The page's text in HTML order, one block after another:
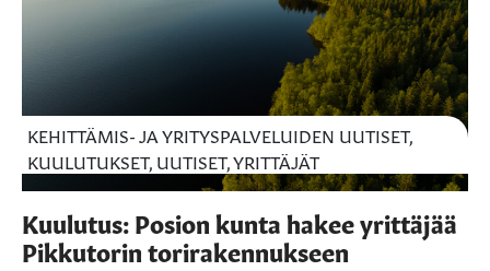
KEHITTÄMIS- JA YRITYSPALVELUIDEN UUTISET,
KUULUTUKSET, UUTISET, YRITTÄJÄT
Kuulutus: Posion kunta hakee yrittäjää
Pikkutorin torirakennukseen